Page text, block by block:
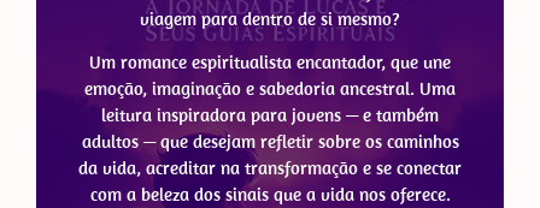
viagem para dentro de si mesmo?
Um romance espiritualista encantador, que une
emoção, imaginação e sabedoria ancestral. Uma
leitura inspiradora para jovens — e também
adultos — que desejam refletir sobre os caminhos
da vida, acreditar na transformação e se conectar
com a beleza dos sinais que a vida nos oferece.